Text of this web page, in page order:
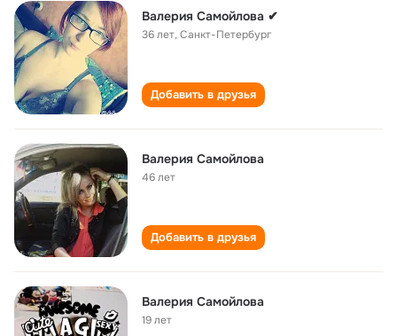
Валерия Самойлова ✔
36 лет,Санкт-Петербург
Добавить в друзья
Валерия Самойлова
46 лет
Добавить в друзья
Валерия Самойлова
19 лет